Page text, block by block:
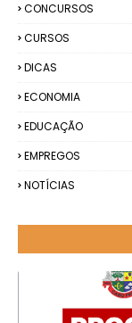
CONCURSOS
CURSOS
DICAS
ECONOMIA
EDUCAÇÃO
EMPREGOS
NOTÍCIAS